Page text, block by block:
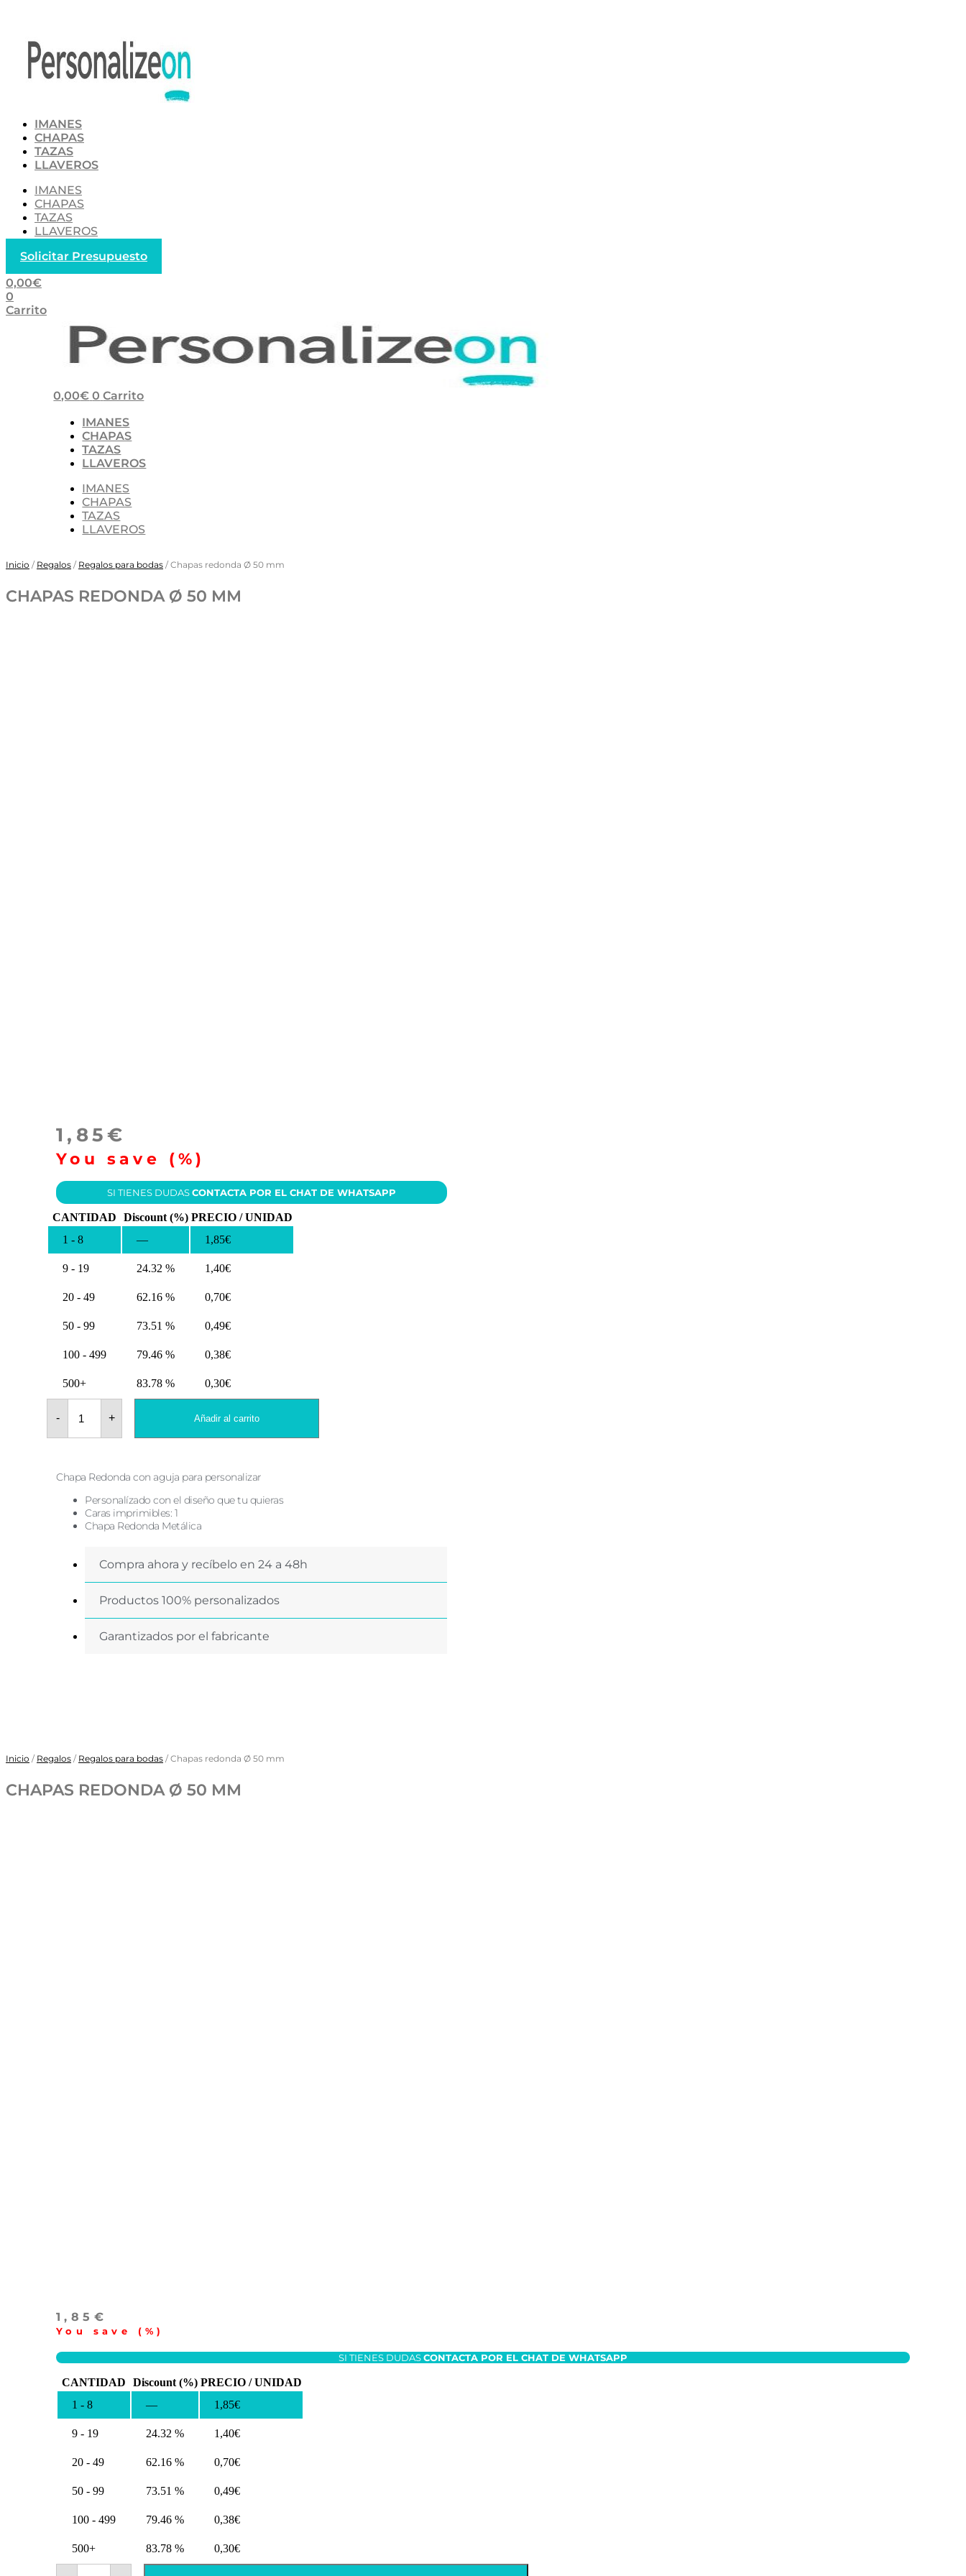
IMANES
CHAPAS
TAZAS
LLAVEROS
IMANES
CHAPAS
TAZAS
LLAVEROS
Solicitar Presupuesto
0,00€
0
Carrito
0,00€ 0 Carrito
IMANES
CHAPAS
TAZAS
LLAVEROS
IMANES
CHAPAS
TAZAS
LLAVEROS
Inicio / Regalos / Regalos para bodas / Chapas redonda Ø 50 mm
CHAPAS REDONDA Ø 50 MM
1,85€
You save (%)
SI TIENES DUDASCONTACTA POR EL CHAT DE WHATSAPP
CANTIDAD Discount (%) PRECIO / UNIDAD
1 - 8
— 1,85€
9 - 19 24.32 % 1,40€
20 - 49 62.16 % 0,70€
50 - 99 73.51 % 0,49€
100 - 499 79.46 % 0,38€
500+ 83.78 % 0,30€
-
Chapas
redonda
50
+ Añadir al carrito
Chapa Redonda con aguja para personalizar
Personalízado con el diseño que tu quieras
Caras imprimibles: 1
Chapa Redonda Metálica
Compra ahora y recíbelo en 24 a 48h
Productos 100% personalizados
Garantizados por el fabricante
Inicio / Regalos / Regalos para bodas / Chapas redonda Ø 50 mm
CHAPAS REDONDA Ø 50 MM
1,85 €
You save (%)
SI TIENES DUDASCONTACTA POR EL CHAT DE WHATSAPP
CANTIDAD Discount (%) PRECIO / UNIDAD
1 - 8
— 1,85€
9 - 19 24.32 % 1,40€
20 - 49 62.16 % 0,70€
50 - 99 73.51 % 0,49€
100 - 499 79.46 % 0,38€
500+ 83.78 % 0,30€
Chapas